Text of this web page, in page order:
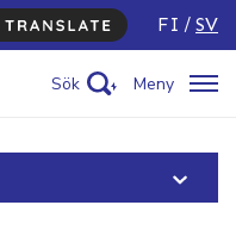
FI SV
Sök Meny